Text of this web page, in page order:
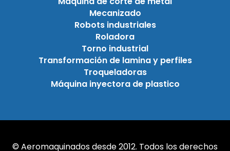
Mecanizado
Robots industriales
Roladora
Torno industrial
Transformación de lamina y perfiles
Troqueladoras
Máquina inyectora de plastico
© Aeromaquinados desde 2012. Todos los derechos